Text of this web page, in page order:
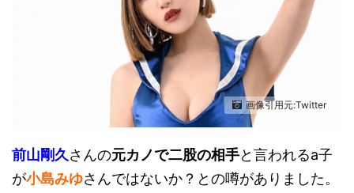
画像引用元:Twitter
前山剛久さんの元カノで二股の相手と言われるa子
が小島みゆさんではないか？との噂がありました。